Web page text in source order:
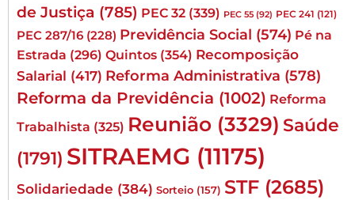
de Justiça (785) PEC 32 (339) PEC 55 (92) PEC 241 (121)
PEC 287/16 (228) Previdência Social (574) Pé na
Estrada (296) Quintos (354) Recomposição
Salarial (417) Reforma Administrativa (578)
Reforma da Previdência (1002) Reforma
Trabalhista (325) Reunião (3329) Saúde
(1791) SITRAEMG (11175)
Solidariedade (384) Sorteio (157) STF (2685)